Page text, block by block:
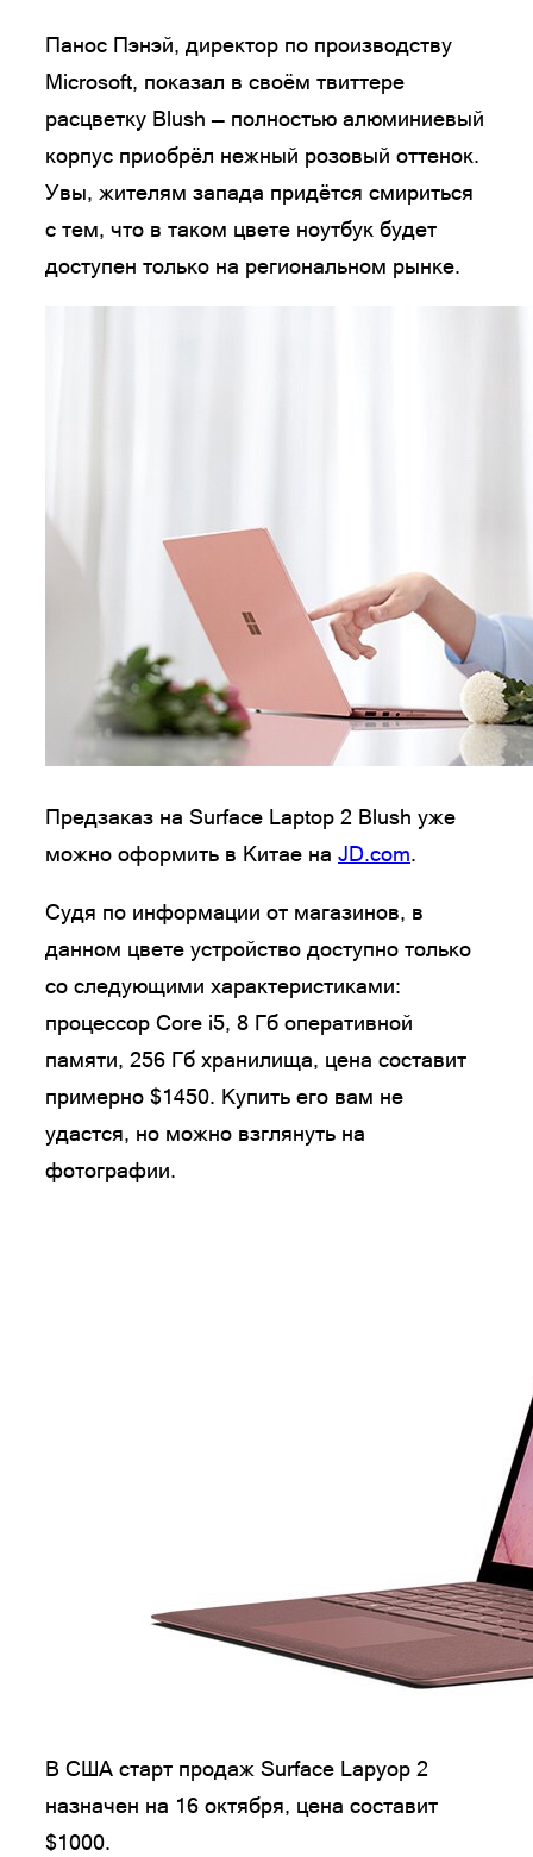
Панос Пэнэй, директор по производству
Microsoft, показал в своём твиттере
расцветку Blush — полностью алюминиевый
корпус приобрёл нежный розовый оттенок.
Увы, жителям запада придётся смириться
с тем, что в таком цвете ноутбук будет
доступен только на региональном рынке.
Предзаказ на Surface Laptop 2 Blush уже
можно оформить в Китае на JD.com.
Судя по информации от магазинов, в
данном цвете устройство доступно только
со следующими характеристиками:
процессор Core i5, 8 Гб оперативной
памяти, 256 Гб хранилища, цена составит
примерно $1450. Купить его вам не
удастся, но можно взглянуть на
фотографии.
В США старт продаж Surface Lapyop 2
назначен на 16 октября, цена составит
$1000.